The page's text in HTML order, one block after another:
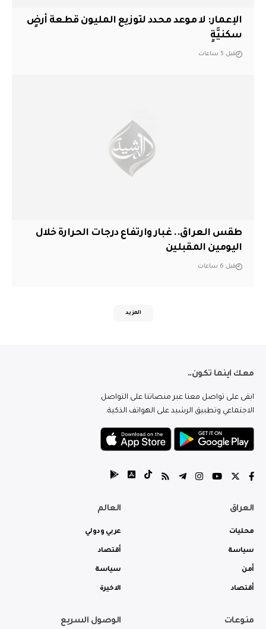
الإعمار: لا موعد محدد لتوزيع المليون قطعة أرضٍ
سكنيَّةٍ
قبل 5 ساعات
طقس العراق.. غبار وارتفاع درجات الحرارة خلال
اليومين المقبلين
قبل 6 ساعات
المزيد
معك اينما تكون..
ابقى على تواصل معنا عبر منصاتنا على التواصل
الاجتماعي وتطبيق الرشيد على الهواتف الذكية.
العراق
محليات
سياسة
أمن
أقتصاد
العالم
عربي ودولي
أقتصاد
سياسة
الاخيرة
منوعات الوصول السريع